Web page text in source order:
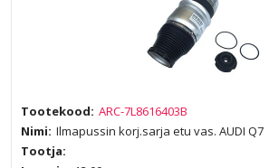
Tootekood: ARC-7L8616403B
Nimi: Ilmapussin korj.sarja etu vas. AUDI Q7
Tootja: